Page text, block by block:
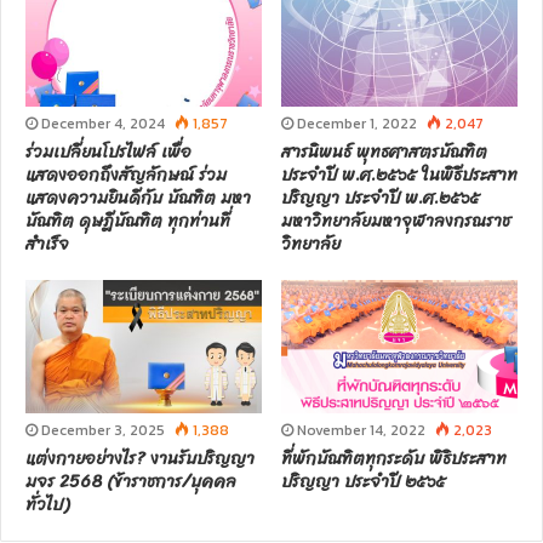
December 4, 2024 1,857
ร่วมเปลี่ยนโปรไฟล์ เพื่อ
แสดงออกถึงสัญลักษณ์ ร่วม
แสดงความยินดีกับ บัณฑิต มหา
บัณฑิต ดุษฎีบัณฑิต ทุกท่านที่
สำเร็จ
December 1, 2022 2,047
สารนิพนธ์ พุทธศาสตรบัณฑิต
ประจำปี พ.ศ.๒๕๖๕ ในพิธีประสาท
ปริญญา ประจำปี พ.ศ.๒๕๖๕
มหาวิทยาลัยมหาจุฬาลงกรณราช
วิทยาลัย
December 3, 2025 1,388
แต่งกายอย่างไร? งานรับปริญญา
มจร 2568 (ข้าราชการ/บุคคล
ทั่วไป)
November 14, 2022 2,023
ที่พักบัณฑิตทุกระดับ พิธิประสาท
ปริญญา ประจำปี ๒๕๖๕